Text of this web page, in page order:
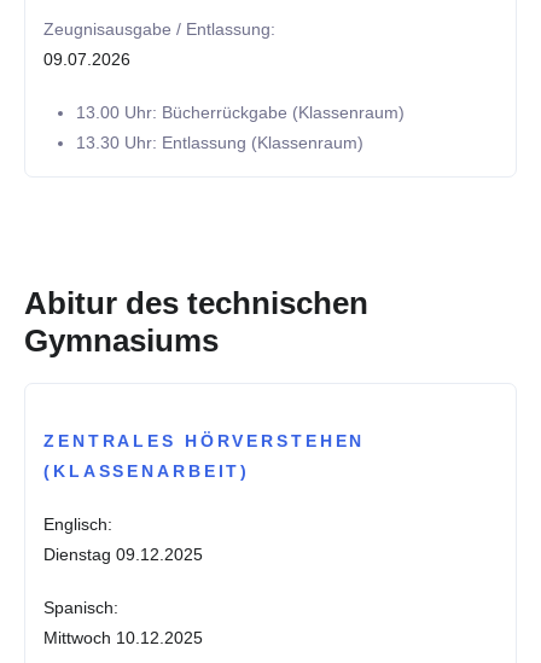
Zeugnisausgabe / Entlassung:
09.07.2026
13.00 Uhr: Bücherrückgabe (Klassenraum)
13.30 Uhr: Entlassung (Klassenraum)
Abitur des technischen
Gymnasiums
ZENTRALES HÖRVERSTEHEN
(KLASSENARBEIT)
Englisch:
Dienstag 09.12.2025
Spanisch:
Mittwoch 10.12.2025